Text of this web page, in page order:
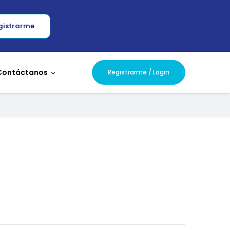
Registrarme / Login